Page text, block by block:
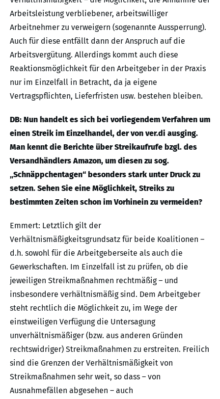
Arbeitsleistung verbliebener, arbeitswilliger
Arbeitnehmer zu verweigern (sogenannte Aussperrung).
Auch für diese entfällt dann der Anspruch auf die
Arbeitsvergütung. Allerdings kommt auch diese
Reaktionsmöglichkeit für den Arbeitgeber in der Praxis
nur im Einzelfall in Betracht, da ja eigene
Vertragspflichten, Lieferfristen usw. bestehen bleiben.
DB: Nun handelt es sich bei vorliegendem Verfahren um
einen Streik im Einzelhandel, der von ver.di ausging.
Man kennt die Berichte über Streikaufrufe bzgl. des
Versandhändlers Amazon, um diesen zu sog.
„Schnäppchentagen“ besonders stark unter Druck zu
setzen. Sehen Sie eine Möglichkeit, Streiks zu
bestimmten Zeiten schon im Vorhinein zu vermeiden?
Emmert: Letztlich gilt der
Verhältnismäßigkeitsgrundsatz für beide Koalitionen –
d.h. sowohl für die Arbeitgeberseite als auch die
Gewerkschaften. Im Einzelfall ist zu prüfen, ob die
jeweiligen Streikmaßnahmen rechtmäßig – und
insbesondere verhältnismäßig sind. Dem Arbeitgeber
steht rechtlich die Möglichkeit zu, im Wege der
einstweiligen Verfügung die Untersagung
unverhältnismäßiger (bzw. aus anderen Gründen
rechtswidriger) Streikmaßnahmen zu erstreiten. Freilich
sind die Grenzen der Verhältnismäßigkeit von
Streikmaßnahmen sehr weit, so dass – von
Ausnahmefällen abgesehen – auch